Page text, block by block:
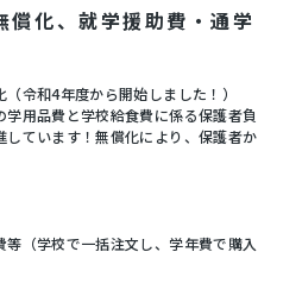
償化、就学援助費・通学
令和4年度から開始しました！）
用品費と学校給食費に係る保護者負
ています！無償化により、保護者か
（学校で一括注文し、学年費で購入